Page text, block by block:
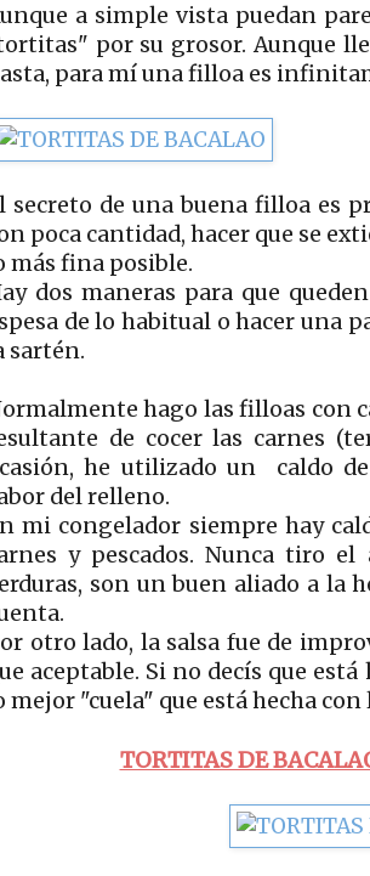
a simple vista puedan
por su grosor. Aunque
para mí una filloa es
secreto de una buena filloa es
poca cantidad, hacer que se
más fina posible.
dos maneras para que
de lo habitual o hacer una
sartén.
hago las filloas con
de cocer las carnes
he utilizado un caldo
del relleno.
mi congelador siempre hay
y pescados. Nunca tiro
son un buen aliado a la
otro lado, la salsa fue de
aceptable. Si no decís que
mejor "cuela" que está hecha con
TORTITAS DE